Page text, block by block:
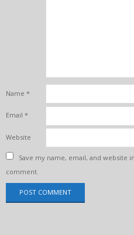
Name *
Email *
Website
Save my name, email, and website
comment.